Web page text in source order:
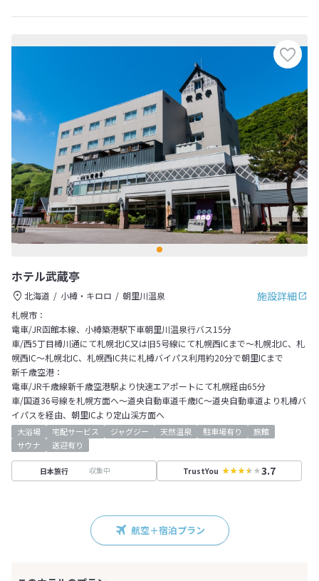
ホテル武蔵亭
施設詳細
北海道 小樽・キロロ
朝里川温泉
札幌市：
電車/JR函館本線、小樽築港駅下車朝里川温泉行バス15分
車/西5丁目樽川通にて札幌北IC又は旧5号線にて札幌西ICまで～札幌北IC、札
幌西IC～札幌北IC、札幌西IC共に札樽バイパス利用約20分で朝里ICまで
新千歳空港：
電車/JR千歳線新千歳空港駅より快速エアポートにて札幌経由65分
車/国道36号線を札幌方面へ～道央自動車道千歳IC～道央自動車道より札樽バ
イパスを経由、朝里ICより定山渓方面へ
大浴場 宅配サービス ジャグジー 天然温泉 駐車場有り
旅館
サウナ
送迎有り
日本旅行 収集中 TrustYou 3.7
航空＋宿泊プラン